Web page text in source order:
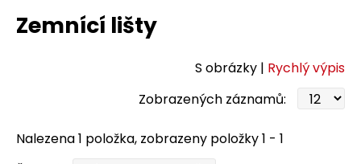
Zemnící lišty
S obrázky | Rychlý výpis
Zobrazených záznamů:
Nalezena 1 položka, zobrazeny položky 1 - 1